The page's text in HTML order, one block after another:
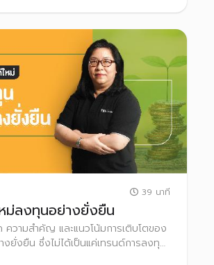
39 นาที
ม่ลงทุนอย่างยั่งยืน
ความสำคัญ และแนวโน้มการเติบโตของ
งยั่งยืน ซึ่งไม่ได้เป็นแค่เทรนด์การลงทุน